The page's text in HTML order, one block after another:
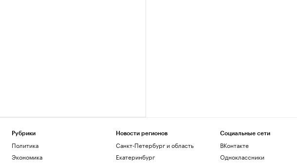
Рубрики
Политика
Экономика
Новости регионов
Санкт-Петербург и область
Екатеринбург
Социальные сети
ВКонтакте
Одноклассники